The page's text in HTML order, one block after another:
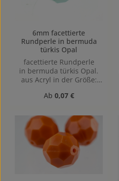
Der sitzende Buddha
Klarheit – zentrale Werte
im buddhistischen
Kulturkreis.
6mm facettierte
Rundperle in bermuda
türkis Opal
facettierte Rundperle
in bermuda türkis Opal.
aus Acryl in der Größe:
(von oben nach unten)
Regulärer Preis:
Ab 0,07 €